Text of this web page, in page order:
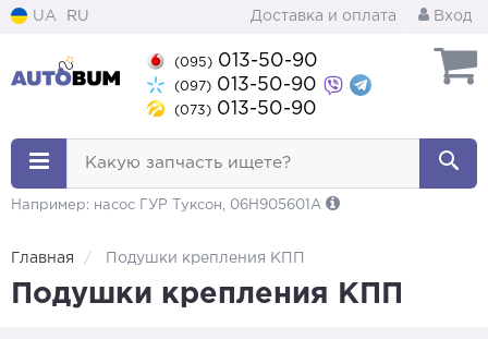
UA RU Доставка и оплата Вход
(095) 013-50-90
(097) 013-50-90
(073) 013-50-90
Какую запчасть ищете?
Например: насос ГУР Туксон, 06H905601A
Главная Подушки крепления КПП
Подушки крепления КПП